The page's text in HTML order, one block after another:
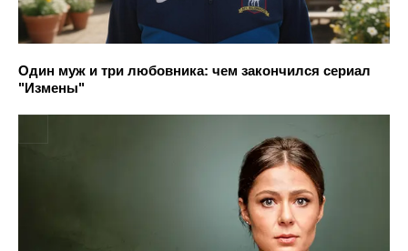
Один муж и три любовника: чем закончился сериал
"Измены"